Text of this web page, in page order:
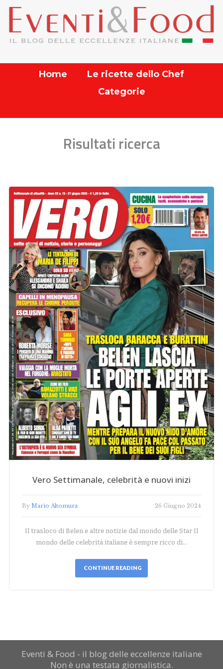
Home
Le ricette dello Chef
Categorie
Risultati ricerca
Vero Settimanale, celebrità e nuovi inizi
By Mario Altomura 26 Giugno 2024
Il trasloco di Belen e altre notizie dal mondo delle Star Il
mondo delle celebrità italiane è sempre ricco di…
CONTINUE READING
Eventi & Food - il blog delle eccellenze italiane
Non è una testata giornalistica.